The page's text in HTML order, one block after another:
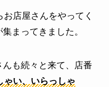
店屋さんをやってく
まってきました。
も続々と来て、店番
ゃい、いらっしゃ